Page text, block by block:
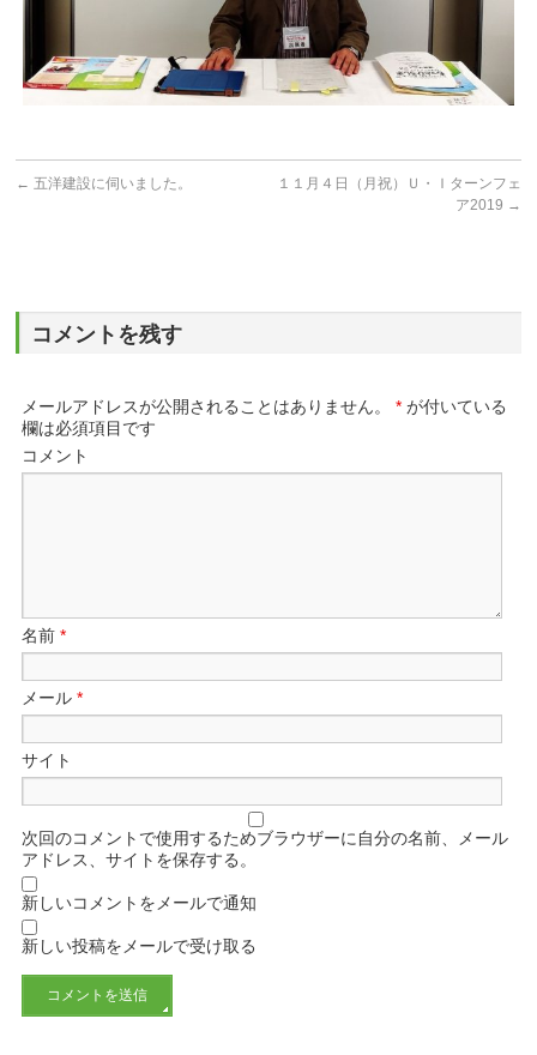
← 五洋建設に伺いました。
１１月４日（月祝）Ｕ・Ｉターンフェ
ア2019 →
コメントを残す
メールアドレスが公開されることはありません。 * が付いている
欄は必須項目です
コメント
名前*
メール*
サイト
次回のコメントで使用するためブラウザーに自分の名前、メール
アドレス、サイトを保存する。
新しいコメントをメールで通知
新しい投稿をメールで受け取る